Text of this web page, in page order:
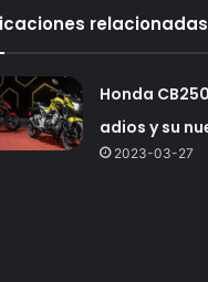
relacionadas
Honda
adios y su
2023-03-27